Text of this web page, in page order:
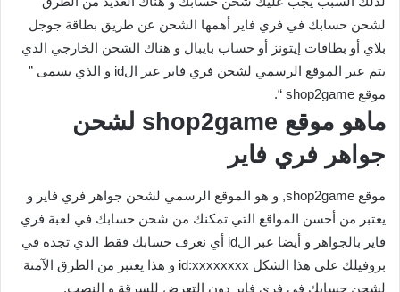
لشحن حسابك في فري فاير أهمها الشحن عن طريق بطاقة جوجل
بلاي أو بطاقات إيتونز أو حساب بايبال و هناك الشحن الخارجي الذي
يتم عبر الموقع الرسمي لشحن فري فاير عبر الid و الذي يسمى ”
موقع shop2game “.
ماهو موقع shop2game لشحن
جواهر فري فاير
موقع shop2game, و هو الموقع الرسمي لشحن جواهر فري فاير و
يعتبر من أحسن المواقع التي تمكنك من شحن حسابك في لعبة فري
فاير بالجواهر و أيضا عبر الid أي نعرف حسابك فقط الذي تجده في
بروفيلك على هذا الشكل id:xxxxxxxx و هذا يعتبر من الطرق الآمنة
لشحن حسابك في فري فاير دون التعرض للسرقة و النصب.